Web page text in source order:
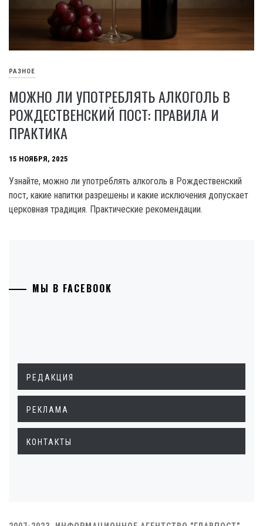
РАЗНОЕ
МОЖНО ЛИ УПОТРЕБЛЯТЬ АЛКОГОЛЬ В
РОЖДЕСТВЕНСКИЙ ПОСТ: ПРАВИЛА И
ПРАКТИКА
15 НОЯБРЯ, 2025
Узнайте, можно ли употреблять алкоголь в Рождественский
пост, какие напитки разрешены и какие исключения допускает
церковная традиция. Практические рекомендации.
МЫ В FACEBOOK
РЕДАКЦИЯ
РЕКЛАМА
КОНТАКТЫ